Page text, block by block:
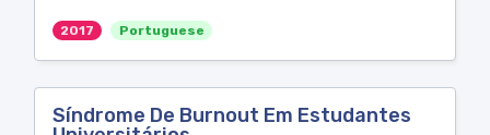
2017 Portuguese
Síndrome De Burnout Em Estudantes